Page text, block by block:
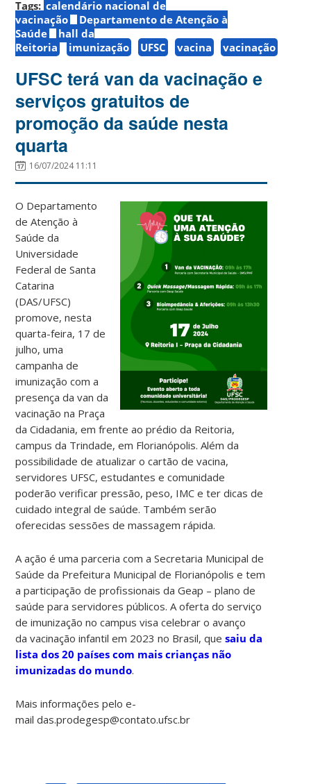
Tags: calendário nacional de
vacinação
Departamento de Atenção à
Saúde
hall da
Reitoria
imunização UFSC vacina vacinação
UFSC terá van da vacinação e
serviços gratuitos de
promoção da saúde nesta
quarta
16/07/2024 11:11
O Departamento
de Atenção à
Saúde da
Universidade
Federal de Santa
Catarina
(DAS/UFSC)
promove, nesta
quarta-feira, 17 de
julho, uma
campanha de
imunização com a
presença da van da
vacinação na Praça
da Cidadania, em frente ao prédio da Reitoria,
campus da Trindade, em Florianópolis. Além da
possibilidade de atualizar o cartão de vacina,
servidores UFSC, estudantes e comunidade
poderão verificar pressão, peso, IMC e ter dicas de
cuidado integral de saúde. Também serão
oferecidas sessões de massagem rápida.
A ação é uma parceria com a Secretaria Municipal de
Saúde da Prefeitura Municipal de Florianópolis e tem
a participação de profissionais da Geap – plano de
saúde para servidores públicos. A oferta do serviço
de imunização no campus visa celebrar o avanço
da vacinação infantil em 2023 no Brasil, quesaiu da
lista dos 20 países com mais crianças não
imunizadas do mundo.
Mais informações pelo e-
mail das.prodegesp@contato.ufsc.br